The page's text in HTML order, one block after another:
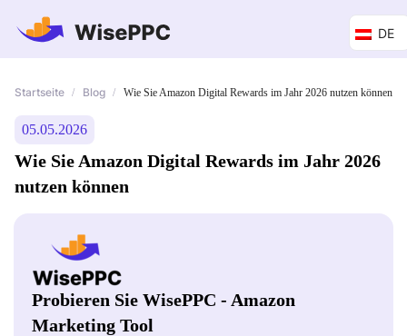
DE
Startseite / Blog / Wie Sie Amazon Digital Rewards im Jahr 2026 nutzen können
05.05.2026
Wie Sie Amazon Digital Rewards im Jahr 2026
nutzen können
Probieren Sie WisePPC - Amazon
Marketing Tool